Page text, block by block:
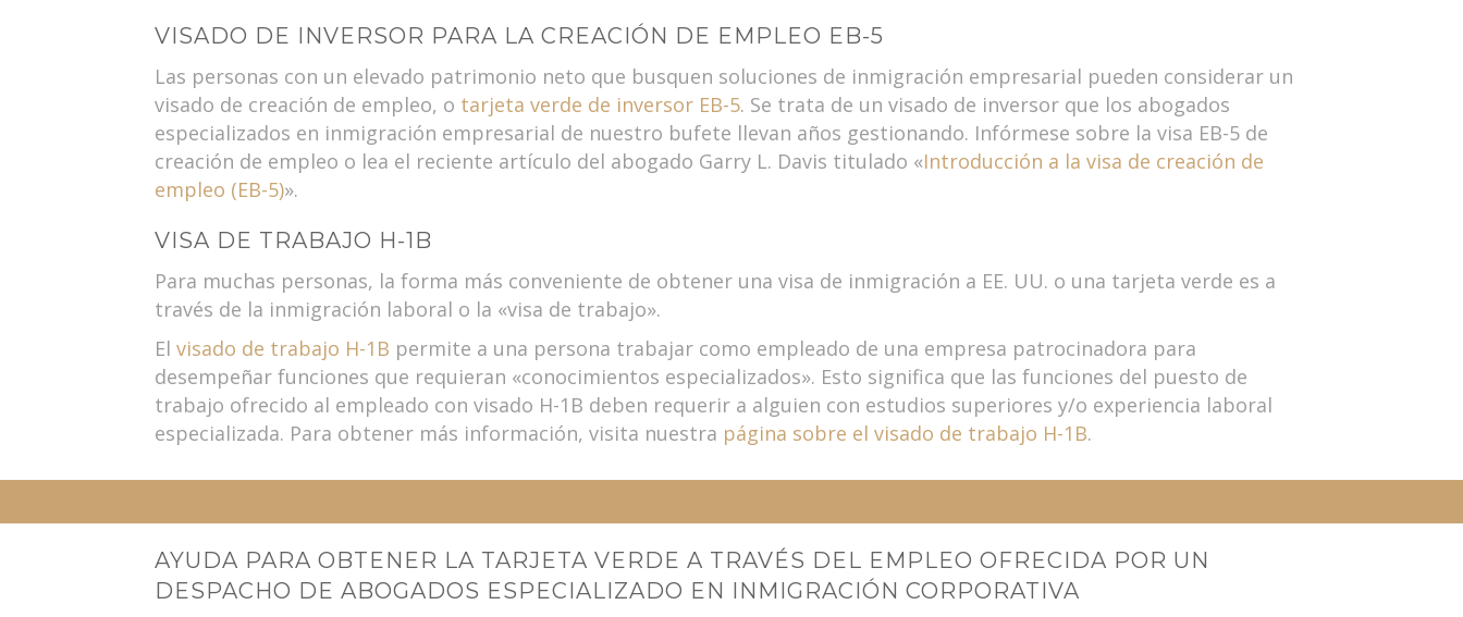
VISADO DE INVERSOR PARA LA CREACIÓN DE EMPLEO EB-5
Las personas con un elevado patrimonio neto que busquen soluciones de inmigración empresarial pueden considerar un
visado de creación de empleo, o tarjeta verde de inversor EB-5. Se trata de un visado de inversor que los abogados
especializados en inmigración empresarial de nuestro bufete llevan años gestionando. Infórmese sobre la visa EB-5 de
creación de empleo o lea el reciente artículo del abogado Garry L. Davis titulado «Introducción a la visa de creación de
empleo (EB-5)».
VISA DE TRABAJO H-1B
Para muchas personas, la forma más conveniente de obtener una visa de inmigración a EE. UU. o una tarjeta verde es a
través de la inmigración laboral o la «visa de trabajo».
El visado de trabajo H-1B permite a una persona trabajar como empleado de una empresa patrocinadora para
desempeñar funciones que requieran «conocimientos especializados». Esto significa que las funciones del puesto de
trabajo ofrecido al empleado con visado H-1B deben requerir a alguien con estudios superiores y/o experiencia laboral
especializada. Para obtener más información, visita nuestra página sobre el visado de trabajo H-1B.
AYUDA PARA OBTENER LA TARJETA VERDE A TRAVÉS DEL EMPLEO OFRECIDA POR UN
DESPACHO DE ABOGADOS ESPECIALIZADO EN INMIGRACIÓN CORPORATIVA